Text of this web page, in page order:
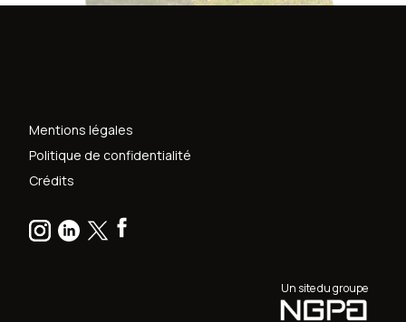
Mentions légales
Politique de confidentialité
Crédits
Un site du groupe